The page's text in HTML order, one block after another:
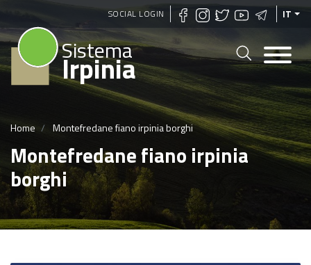
Salta
al
contenuto
principale
SOCIAL LOGIN IT
Sistema
Irpinia
Home Montefredane fiano irpinia borghi
Montefredane fiano irpinia
borghi